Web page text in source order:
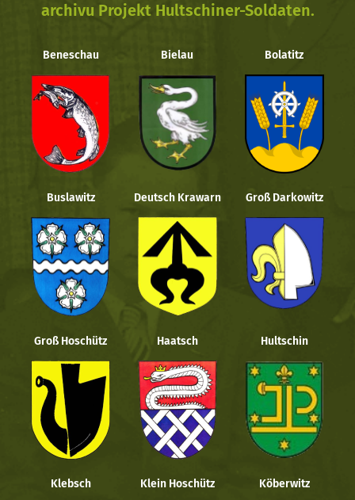
archivu Projekt Hultschiner-Soldaten.
Beneschau Bielau Bolatitz
Buslawitz Deutsch Krawarn Groß Darkowitz
Groß Hoschütz Haatsch Hultschin
Klebsch Klein Hoschütz Köberwitz